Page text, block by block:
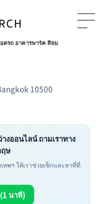
ดรถ อาคารพาร์ค สีลม
10500
ออนไลน์ ถามเราทาง
ฤษ
พฯ ให้เราช่วยเช็กและหาที่ที่
นาที)